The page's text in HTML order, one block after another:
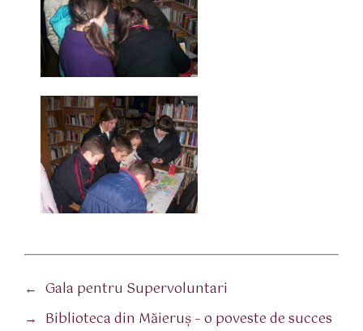
← Gala pentru Supervoluntari
→ Biblioteca din Măieruş – o poveste de succes